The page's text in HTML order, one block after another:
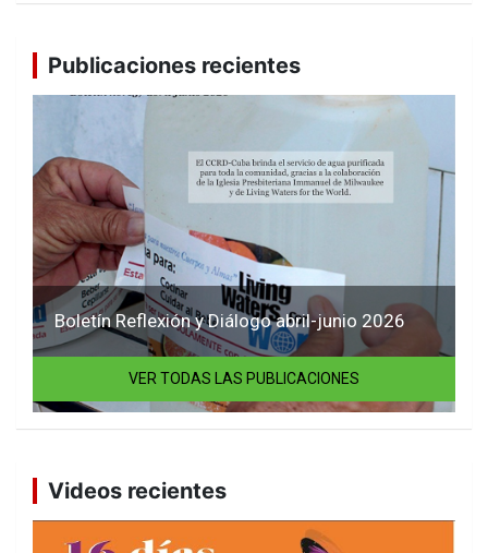
Publicaciones recientes
Boletín Reflexión y Diálogo abril-junio 2026
VER TODAS LAS PUBLICACIONES
Videos recientes